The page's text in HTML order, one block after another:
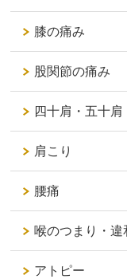
膝の痛み
股関節の痛み
四十肩・五十肩
肩こり
腰痛
喉のつまり・違
アトピー